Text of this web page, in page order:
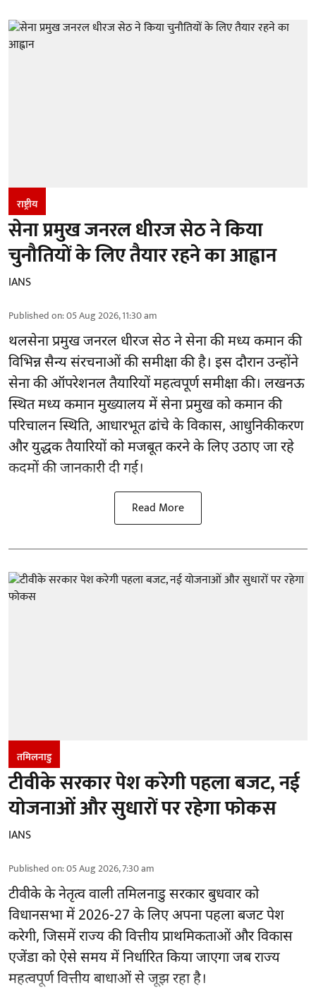
राष्ट्रीय
सेना प्रमुख जनरल धीरज सेठ ने किया
चुनौतियों के लिए तैयार रहने का आह्वान
IANS
Published on:05 Aug 2026, 11:30 am
थलसेना प्रमुख जनरल धीरज सेठ ने सेना की मध्य कमान की
विभिन्न सैन्य संरचनाओं की समीक्षा की है। इस दौरान उन्होंने
सेना की ऑपरेशनल तैयारियों महत्वपूर्ण समीक्षा की। लखनऊ
स्थित मध्य कमान मुख्यालय में सेना प्रमुख को कमान की
परिचालन स्थिति, आधारभूत ढांचे के विकास, आधुनिकीकरण
और युद्धक तैयारियों को मजबूत करने के लिए उठाए जा रहे
कदमों की जानकारी दी गई।
Read More
तमिलनाडु
टीवीके सरकार पेश करेगी पहला बजट, नई
योजनाओं और सुधारों पर रहेगा फोकस
IANS
Published on:05 Aug 2026, 7:30 am
टीवीके के नेतृत्व वालीतमिलनाडु सरकारबुधवार को
विधानसभा में 2026-27 के लिए अपना पहला बजट पेश
करेगी, जिसमें राज्य की वित्तीय प्राथमिकताओं और विकास
एजेंडा को ऐसे समय में निर्धारित किया जाएगा जब राज्य
महत्वपूर्ण वित्तीय बाधाओं से जूझ रहा है।